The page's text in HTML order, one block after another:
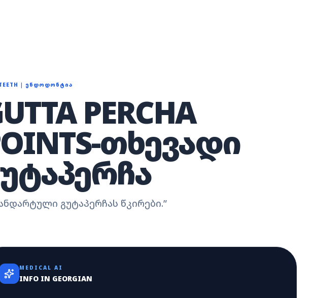
| ᲔᲜᲓᲝᲓᲝᲜᲢᲘᲐ
PERCHA
ᲗᲮᲔᲕᲐᲓᲘ
გუტაპერჩას წკირები.”
MEDICAL AI
INFO IN GEORGIAN